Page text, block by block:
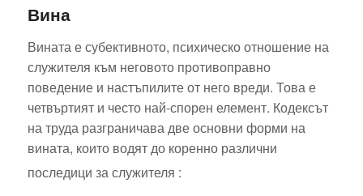
Вина
Вината е субективното, психическо отношение на
служителя към неговото противоправно
поведение и настъпилите от него вреди. Това е
четвъртият и често най-спорен елемент. Кодексът
на труда разграничава две основни форми на
вината, които водят до коренно различни
последици за служителя :